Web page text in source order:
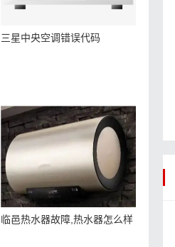
三星中央空调错误代码
临邑热水器故障,热水器怎么样